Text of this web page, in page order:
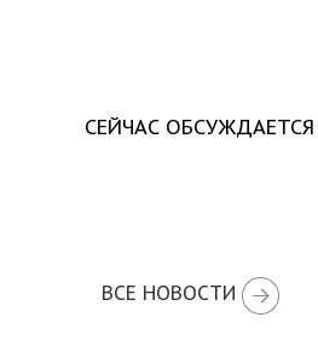
СЕЙЧАС ОБСУЖДАЕТСЯ
ВСЕ НОВОСТИ